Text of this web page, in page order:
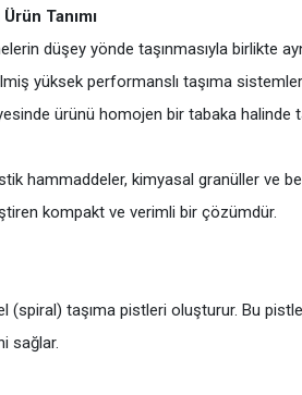
Tanımı
düşey yönde taşınmasıyla birlikte
yüksek performanslı taşıma
ürünü homojen bir tabaka halinde
hammaddeler, kimyasal granüller ve
kompakt ve verimli bir çözümdür.
(spiral) taşıma pistleri oluşturur. Bu
sağlar.